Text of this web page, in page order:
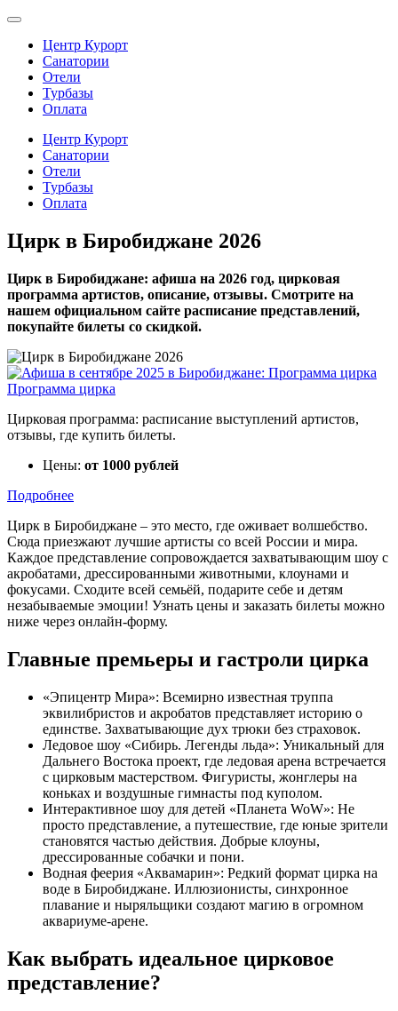
Центр Курорт
Санатории
Отели
Турбазы
Оплата
Центр Курорт
Санатории
Отели
Турбазы
Оплата
Цирк в Биробиджане 2026
Цирк в Биробиджане: афиша на 2026 год, цирковая
программа артистов, описание, отзывы. Смотрите на
нашем официальном сайте расписание представлений,
покупайте билеты со скидкой.
Программа цирка
Цирковая программа: расписание выступлений артистов,
отзывы, где купить билеты.
Цены: от 1000 рублей
Подробнее
Цирк в Биробиджане – это место, где оживает волшебство.
Сюда приезжают лучшие артисты со всей России и мира.
Каждое представление сопровождается захватывающим шоу с
акробатами, дрессированными животными, клоунами и
фокусами. Сходите всей семьёй, подарите себе и детям
незабываемые эмоции! Узнать цены и заказать билеты можно
ниже через онлайн-форму.
Главные премьеры и гастроли цирка
«Эпицентр Мира»: Всемирно известная труппа
эквилибристов и акробатов представляет историю о
единстве. Захватывающие дух трюки без страховок.
Ледовое шоу «Сибирь. Легенды льда»: Уникальный для
Дальнего Востока проект, где ледовая арена встречается
с цирковым мастерством. Фигуристы, жонглеры на
коньках и воздушные гимнасты под куполом.
Интерактивное шоу для детей «Планета WoW»: Не
просто представление, а путешествие, где юные зрители
становятся частью действия. Добрые клоуны,
дрессированные собачки и пони.
Водная феерия «Аквамарин»: Редкий формат цирка на
воде в Биробиджане. Иллюзионисты, синхронное
плавание и ныряльщики создают магию в огромном
аквариуме-арене.
Как выбрать идеальное цирковое
представление?